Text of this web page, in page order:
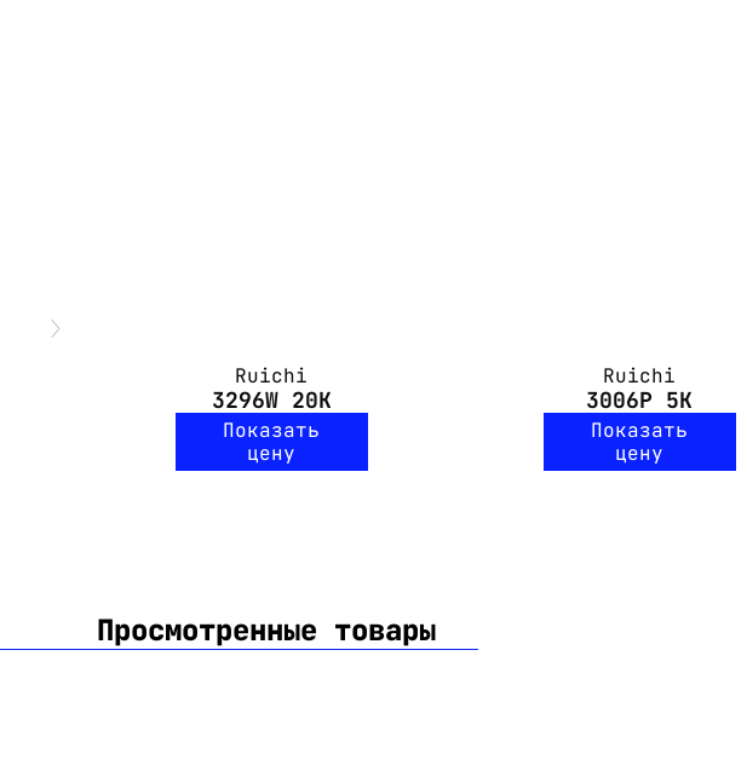
Ruichi
3296W 20K
Показать
цену
Ruichi
3006P 5K
Показать
цену
Просмотренные товары